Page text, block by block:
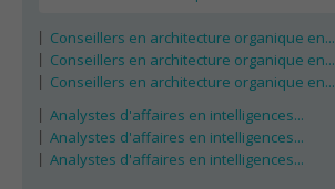
Conseillers en architecture organique en...
Conseillers en architecture organique en...
Conseillers en architecture organique en...
Analystes d'affaires en intelligences...
Analystes d'affaires en intelligences...
Analystes d'affaires en intelligences...